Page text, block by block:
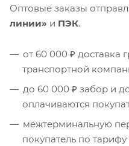
Оптовые заказы
линии» и ПЭК.
от 60 000 ₽ доставка
транспортной
до 60 000 ₽ забор и
оплачиваются
межтерминальную
покупатель по